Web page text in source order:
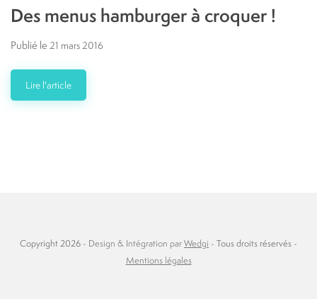
Des menus hamburger à croquer !
Publié le 21 mars 2016
Lire l'article
Copyright 2026 - Design & Intégration parWedgi - Tous droits réservés -
Mentions légales